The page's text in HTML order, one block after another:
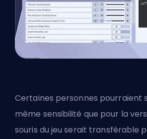
Certaines personnes pourraient
même sensibilité que pour la
souris du jeu serait transférable